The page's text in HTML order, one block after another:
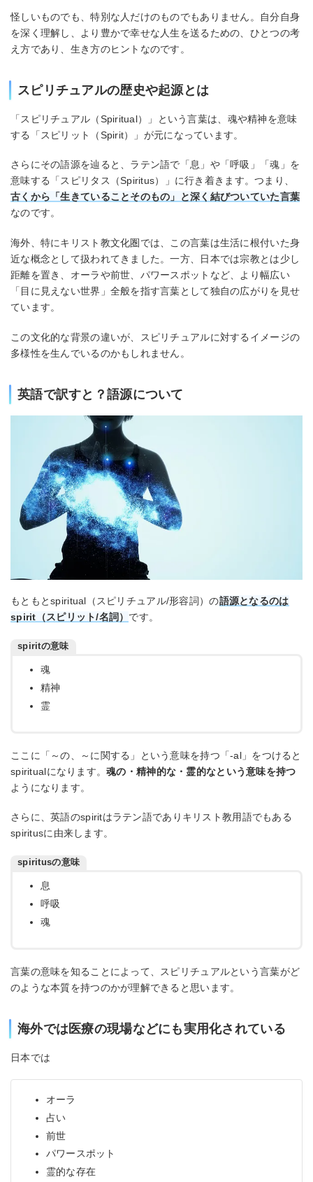
怪しいものでも、特別な人だけのものでもありません。自分自身
を深く理解し、より豊かで幸せな人生を送るための、ひとつの考
え方であり、生き方のヒントなのです。
スピリチュアルの歴史や起源とは
「スピリチュアル（Spiritual）」という言葉は、魂や精神を意味
する「スピリット（Spirit）」が元になっています。
さらにその語源を辿ると、ラテン語で「息」や「呼吸」「魂」を
意味する「スピリタス（Spiritus）」に行き着きます。つまり、
古くから「生きていることそのもの」と深く結びついていた言葉
なのです。
海外、特にキリスト教文化圏では、この言葉は生活に根付いた身
近な概念として扱われてきました。一方、日本では宗教とは少し
距離を置き、オーラや前世、パワースポットなど、より幅広い
「目に見えない世界」全般を指す言葉として独自の広がりを見せ
ています。
この文化的な背景の違いが、スピリチュアルに対するイメージの
多様性を生んでいるのかもしれません。
英語で訳すと？語源について
もともとspiritual（スピリチュアル/形容詞）の語源となるのは
spirit（スピリット/名詞） です。
spiritの意味
魂
精神
霊
ここに「～の、～に関する」という意味を持つ「-al」をつけると
spiritualになります。魂の・精神的な・霊的なという意味を持つ
ようになります。
さらに、英語のspiritはラテン語でありキリスト教用語でもある
spiritusに由来します。
spiritusの意味
息
呼吸
魂
言葉の意味を知ることによって、スピリチュアルという言葉がど
のような本質を持つのかが理解できると思います。
海外では医療の現場などにも実用化されている
日本では
オーラ
占い
前世
パワースポット
霊的な存在